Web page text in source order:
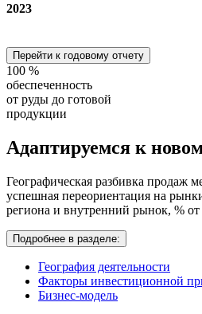
2023
Перейти к годовому отчету
100 %
обеспеченность
от руды до готовой
продукции
Адаптируемся к
Географическая разбивка продаж
успешная переориентация на
региона и внутренний рынок, %
Подробнее в разделе:
География деятельности
Факторы инвестиционной
Бизнес-модель